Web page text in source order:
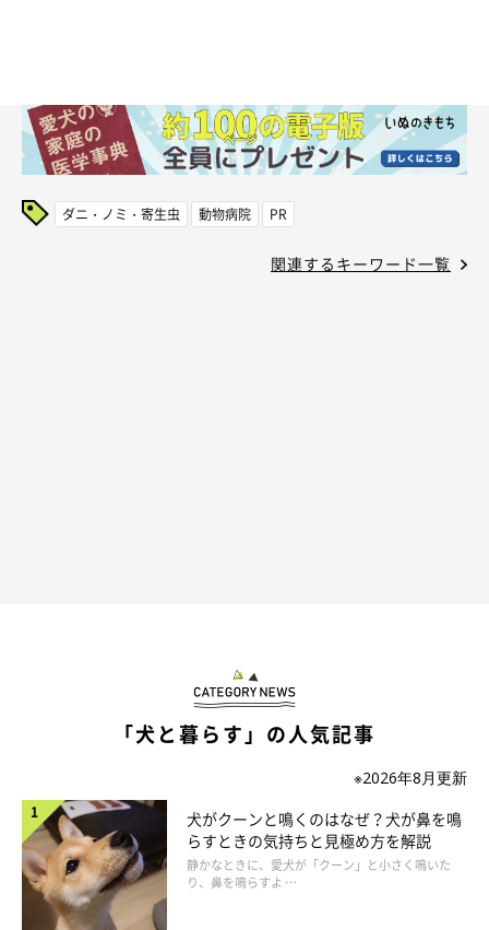
ダニ・ノミ・寄生虫 動物病院 PR
関連するキーワード一覧
「犬と暮らす」の人気記事
※2026年8月更新
犬がクーンと鳴くのはなぜ？犬が鼻を鳴
らすときの気持ちと見極め方を解説
静かなときに、愛犬が「クーン」と小さく鳴いた
り、鼻を鳴らすよ …